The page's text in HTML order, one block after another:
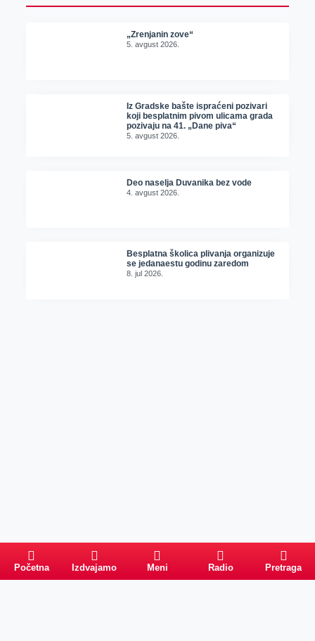
„Zrenjanin zove“
5. avgust 2026.
Iz Gradske bašte ispraćeni pozivari
koji besplatnim pivom ulicama grada
pozivaju na 41. „Dane piva“
5. avgust 2026.
Deo naselja Duvanika bez vode
4. avgust 2026.
Besplatna školica plivanja organizuje
se jedanaestu godinu zaredom
8. jul 2026.
Početna Izdvajamo Meni Radio Pretraga